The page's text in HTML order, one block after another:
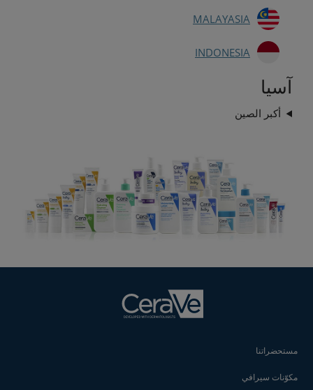
MALAYASIA
INDONESIA
آسيا
أكبر الصين
مستحضراتنا
مكوّنات سيرافي